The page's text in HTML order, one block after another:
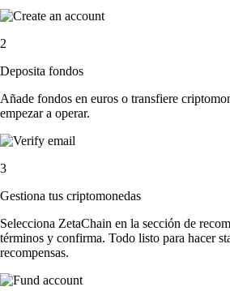
2
Deposita fondos
Añade fondos en euros o transfiere
empezar a operar.
3
Gestiona tus criptomonedas
Selecciona ZetaChain en la sección de
términos y confirma. Todo listo para hacer
recompensas.